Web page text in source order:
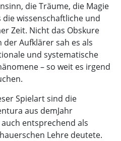
die Träume, die Magie
wissenschaftliche und
Zeit. Nicht das Obskure
Aufklärer sah es als
und systematische
– so weit es irgend
Spielart sind die
aus demJahr
entsprechend als
Lehre deutete.